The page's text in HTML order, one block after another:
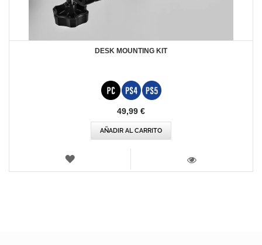
DESK MOUNTING KIT
49,99 €
AÑADIR AL CARRITO
LISTA